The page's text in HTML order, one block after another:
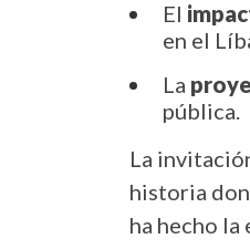
El
en el
La
pública.
La
historia
ha hecho la